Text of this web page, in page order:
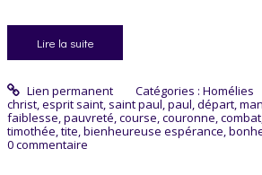
Lire la suite
Lien permanent Catégories : Homélies
christ,esprit saint, saint paul,paul,départ,
faiblesse,pauvreté,course,couronne,combat
timothée,tite,bienheureuse espérance,
0commentaire